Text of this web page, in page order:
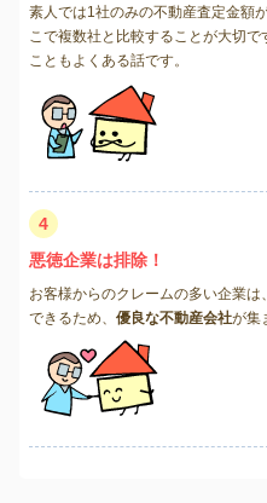
素人では1社のみの不動産査定金額
こで複数社と比較することが大切
こともよくある話です。
4
悪徳企業は排除！
お客様からのクレームの多い企業
できるため、 優良な不動産会社が集